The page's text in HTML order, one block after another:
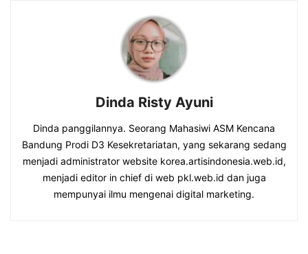
Dinda Risty Ayuni
Dinda panggilannya. Seorang Mahasiwi ASM Kencana
Bandung Prodi D3 Kesekretariatan, yang sekarang sedang
menjadi administrator website korea.artisindonesia.web.id,
menjadi editor in chief di web pkl.web.id dan juga
mempunyai ilmu mengenai digital marketing.